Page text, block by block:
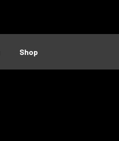
Shop